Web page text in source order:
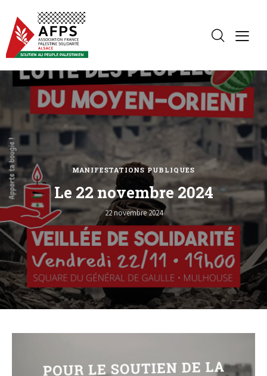
MANIFESTATIONS PUBLIQUES
Le 22 novembre 2024
22 novembre 2024